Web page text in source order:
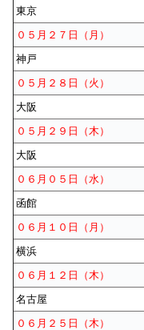
東京
０５月２７日（月）
神戸
０５月２８日（火）
大阪
０５月２９日（木）
大阪
０６月０５日（水）
函館
０６月１０日（月）
横浜
０６月１２日（木）
名古屋
０６月２５日（木）